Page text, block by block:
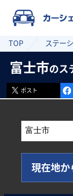
TOP ステー
富士市のス
ポスト
現在地か